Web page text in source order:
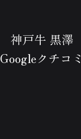
神戸牛 黒澤
Googleクチコミ